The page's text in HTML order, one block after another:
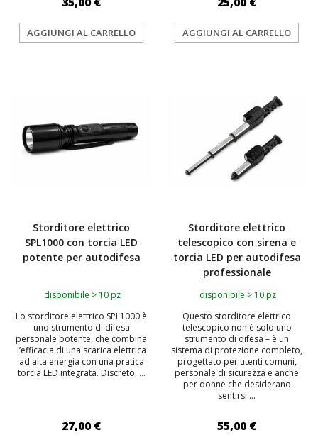
AGGIUNGI AL CARRELLO AGGIUNGI AL CARRELLO
Storditore elettrico
SPL1000 con torcia LED
potente per autodifesa
disponibile > 10 pz
Lo storditore elettrico SPL1000 è
uno strumento di difesa
personale potente, che combina
l’efficacia di una scarica elettrica
ad alta energia con una pratica
torcia LED integrata. Discreto, ...
27,00 €
Storditore elettrico
telescopico con sirena e
torcia LED per autodifesa
professionale
disponibile > 10 pz
Questo storditore elettrico
telescopico non è solo uno
strumento di difesa – è un
sistema di protezione completo,
progettato per utenti comuni,
personale di sicurezza e anche
per donne che desiderano
sentirsi ...
55,00 €